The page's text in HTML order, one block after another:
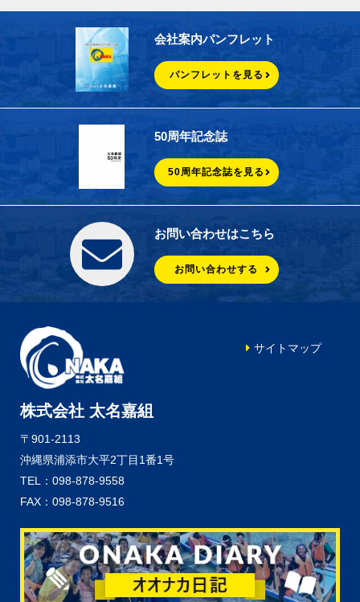
会社案内パンフレット
パンフレットを見る
50周年記念誌
50周年記念誌を見る
お問い合わせはこちら
お問い合わせする
株式会社 太名嘉組
〒901-2113
沖縄県浦添市大平2丁目1番1号
TEL：098-878-9558
FAX：098-878-9516
サイトマップ